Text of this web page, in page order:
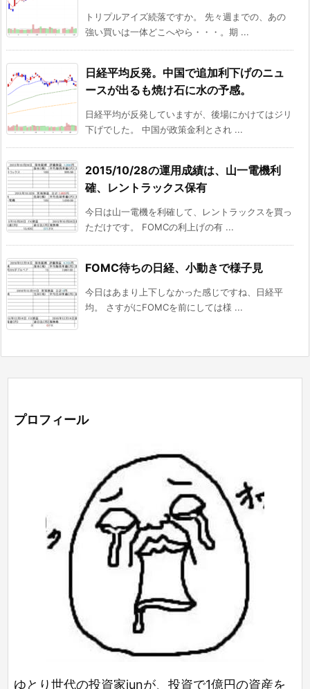
トリプルアイズ続落ですか。 先々週までの、あの
強い買いは一体どこへやら・・・。期 ...
日経平均反発。中国で追加利下げのニュ
ースが出るも焼け石に水の予感。
日経平均が反発していますが、後場にかけてはジリ
下げでした。 中国が政策金利とされ ...
2015/10/28の運用成績は、山一電機利
確、レントラックス保有
今日は山一電機を利確して、レントラックスを買っ
ただけです。 FOMCの利上げの有 ...
FOMC待ちの日経、小動きで様子見
今日はあまり上下しなかった感じですね、日経平
均。 さすがにFOMCを前にしては様 ...
プロフィール
ゆとり世代の投資家junが、投資で1億円の資産を